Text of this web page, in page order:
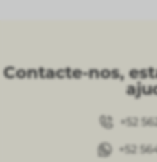
Contacte-nos,
+52
+52